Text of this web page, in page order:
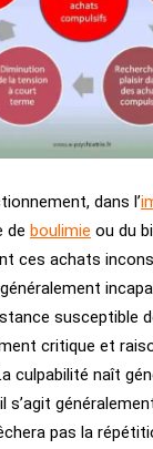
dans l’
de boulimie ou du
ces achats
susceptible
critique et
culpabilité naît
pas la